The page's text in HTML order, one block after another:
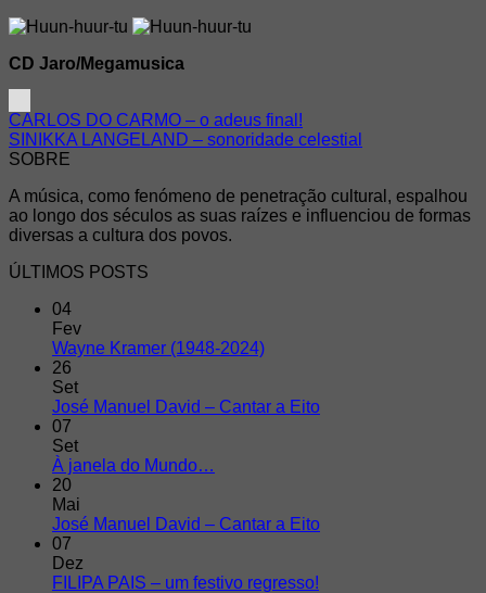
CD Jaro/Megamusica
CARLOS DO CARMO – o adeus final!
SINIKKA LANGELAND – sonoridade celestial
SOBRE
A música, como fenómeno de penetração cultural, espalhou
ao longo dos séculos as suas raízes e influenciou de formas
diversas a cultura dos povos.
ÚLTIMOS POSTS
04
Fev
Wayne Kramer (1948-2024)
26
Set
José Manuel David – Cantar a Eito
07
Set
À janela do Mundo…
20
Mai
José Manuel David – Cantar a Eito
07
Dez
FILIPA PAIS – um festivo regresso!